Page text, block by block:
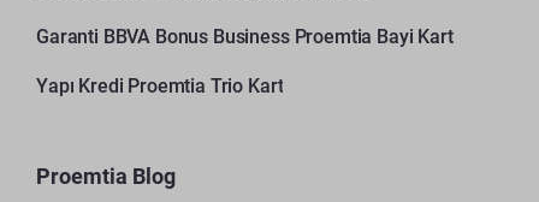
Garanti BBVA Bonus Business Proemtia Bayi Kart
Yapı Kredi Proemtia Trio Kart
Proemtia Blog